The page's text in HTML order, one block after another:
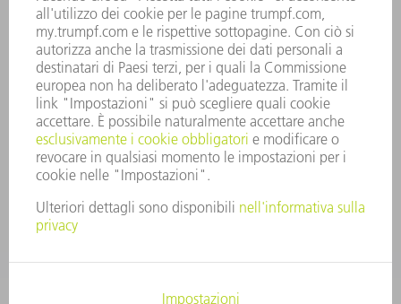
SISTEMA DI WHISTLEBLOWING
SECURITY
COMUNICATI STAMPA
RIVISTE
SOSTENIBILITÀ
CLIMA E AMBIENTE
IMPEGNO SOCIALE E COMUNITARIO
GOVERNANCE AZIENDALE
COPYRIGHT E MARCHIO